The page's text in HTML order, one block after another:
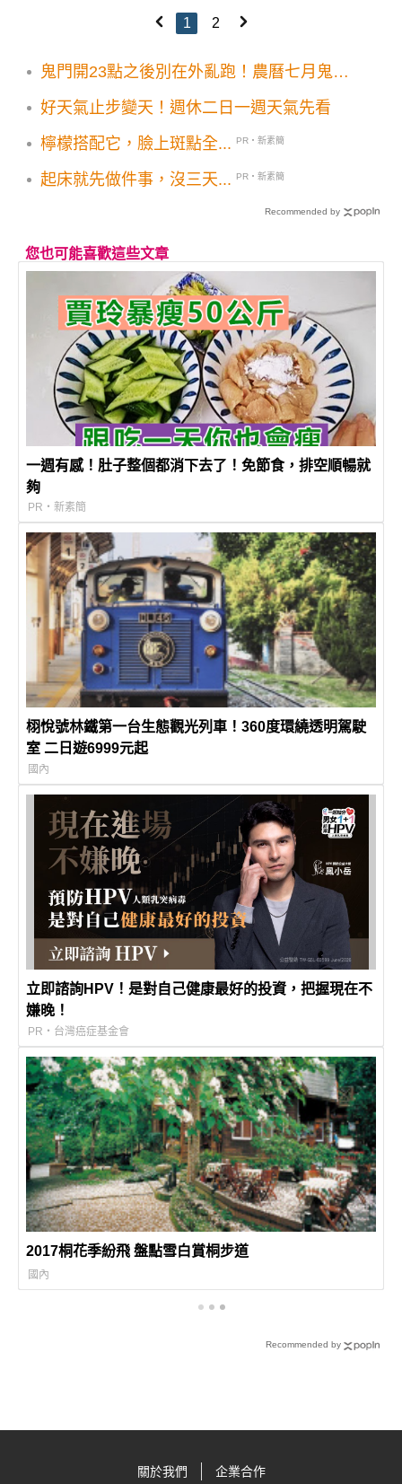
1 2
鬼門開23點之後別在外亂跑！農曆七月鬼月
好天氣止步變天！週休二日一週天氣先看
檸檬搭配它，臉上斑點全...
PR・新素簡
起床就先做件事，沒三天... PR・新素簡
Recommended by
您也可能喜歡這些文章
一週有感！肚子整個都消下去了！免節食，排空順暢就
夠
PR・新素簡
栩悅號林鐵第一台生態觀光列車！360度環繞透明駕駛
室 二日遊6999元起
國內
立即諮詢HPV！是對自己健康最好的投資，把握現在不
嫌晚！
PR・台灣癌症基金會
2017桐花季紛飛 盤點雪白賞桐步道
國內
Recommended by
關於我們 企業合作